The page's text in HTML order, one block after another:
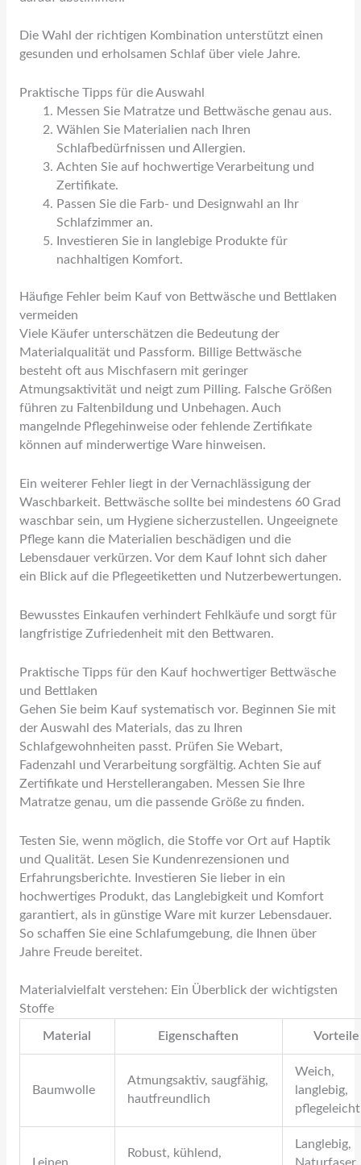
Die Wahl der richtigen Kombination unterstützt einen
gesunden und erholsamen Schlaf über viele Jahre.
Praktische Tipps für die Auswahl
Messen Sie Matratze und Bettwäsche genau aus.
Wählen Sie Materialien nach Ihren
Schlafbedürfnissen und Allergien.
Achten Sie auf hochwertige Verarbeitung und
Zertifikate.
Passen Sie die Farb- und Designwahl an Ihr
Schlafzimmer an.
Investieren Sie in langlebige Produkte für
nachhaltigen Komfort.
Häufige Fehler beim Kauf von Bettwäsche und Bettlaken
vermeiden
Viele Käufer unterschätzen die Bedeutung der
Materialqualität und Passform. Billige Bettwäsche
besteht oft aus Mischfasern mit geringer
Atmungsaktivität und neigt zum Pilling. Falsche Größen
führen zu Faltenbildung und Unbehagen. Auch
mangelnde Pflegehinweise oder fehlende Zertifikate
können auf minderwertige Ware hinweisen.
Ein weiterer Fehler liegt in der Vernachlässigung der
Waschbarkeit. Bettwäsche sollte bei mindestens 60 Grad
waschbar sein, um Hygiene sicherzustellen. Ungeeignete
Pflege kann die Materialien beschädigen und die
Lebensdauer verkürzen. Vor dem Kauf lohnt sich daher
ein Blick auf die Pflegeetiketten und Nutzerbewertungen.
Bewusstes Einkaufen verhindert Fehlkäufe und sorgt für
langfristige Zufriedenheit mit den Bettwaren.
Praktische Tipps für den Kauf hochwertiger Bettwäsche
und Bettlaken
Gehen Sie beim Kauf systematisch vor. Beginnen Sie mit
der Auswahl des Materials, das zu Ihren
Schlafgewohnheiten passt. Prüfen Sie Webart,
Fadenzahl und Verarbeitung sorgfältig. Achten Sie auf
Zertifikate und Herstellerangaben. Messen Sie Ihre
Matratze genau, um die passende Größe zu finden.
Testen Sie, wenn möglich, die Stoffe vor Ort auf Haptik
und Qualität. Lesen Sie Kundenrezensionen und
Erfahrungsberichte. Investieren Sie lieber in ein
hochwertiges Produkt, das Langlebigkeit und Komfort
garantiert, als in günstige Ware mit kurzer Lebensdauer.
So schaffen Sie eine Schlafumgebung, die Ihnen über
Jahre Freude bereitet.
Materialvielfalt verstehen: Ein Überblick der wichtigsten
Stoffe
Material Eigenschaften Vorteile
Baumwolle
Atmungsaktiv, saugfähig,
hautfreundlich
Weich,
langlebig,
pflegeleicht
Robust, kühlend,
Langlebig,